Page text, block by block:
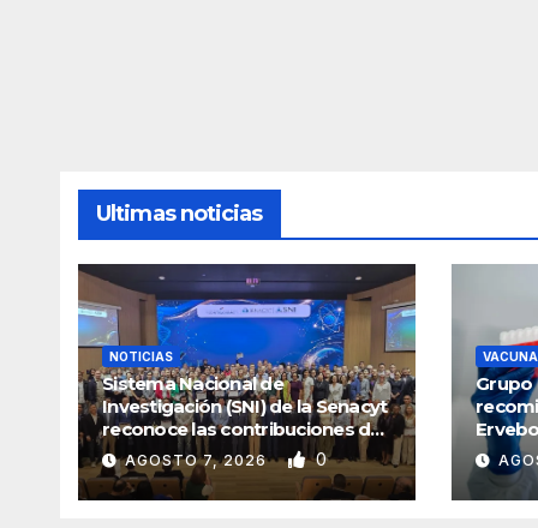
Ultimas noticias
NOTICIAS
Sistema Nacional de
Investigación (SNI) de la Senacyt
reconoce las contribuciones de
la ciencia panameña
AGOSTO 7, 2026 0
Grupo